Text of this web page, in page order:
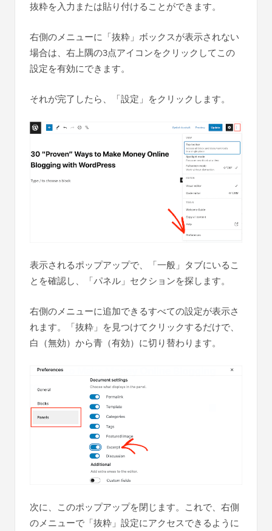
抜粋を入力または貼り付けることができます。
右側のメニューに「抜粋」ボックスが表示されない
場合は、右上隅の3点アイコンをクリックしてこの
設定を有効にできます。
それが完了したら、「設定」をクリックします。
表示されるポップアップで、「一般」タブにいるこ
とを確認し、「パネル」セクションを探します。
右側のメニューに追加できるすべての設定が表示さ
れます。「抜粋」を見つけてクリックするだけで、
白（無効）から青（有効）に切り替わります。
次に、このポップアップを閉じます。これで、右側
のメニューで「抜粋」設定にアクセスできるように